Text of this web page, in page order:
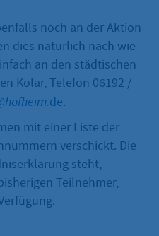
noch an der Aktion
dies natürlich nach wie
an den städtischen
Kolar, Telefon 06192 /
hofheim.de.
mit einer Liste der
verschickt. Die
steht,
Teilnehmer,